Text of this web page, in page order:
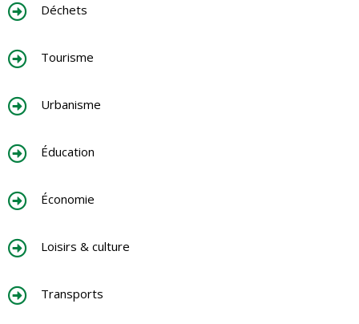
Déchets
Tourisme
Urbanisme
Éducation
Économie
Loisirs & culture
Transports